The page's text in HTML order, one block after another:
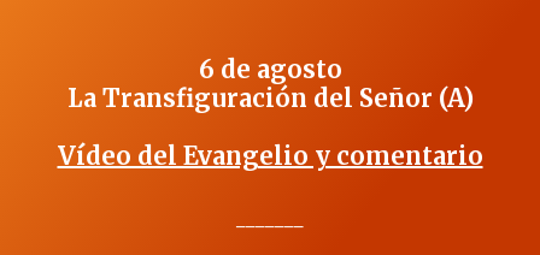
6 de agosto
La Transfiguración del Señor (A)
Vídeo del Evangelio y comentario